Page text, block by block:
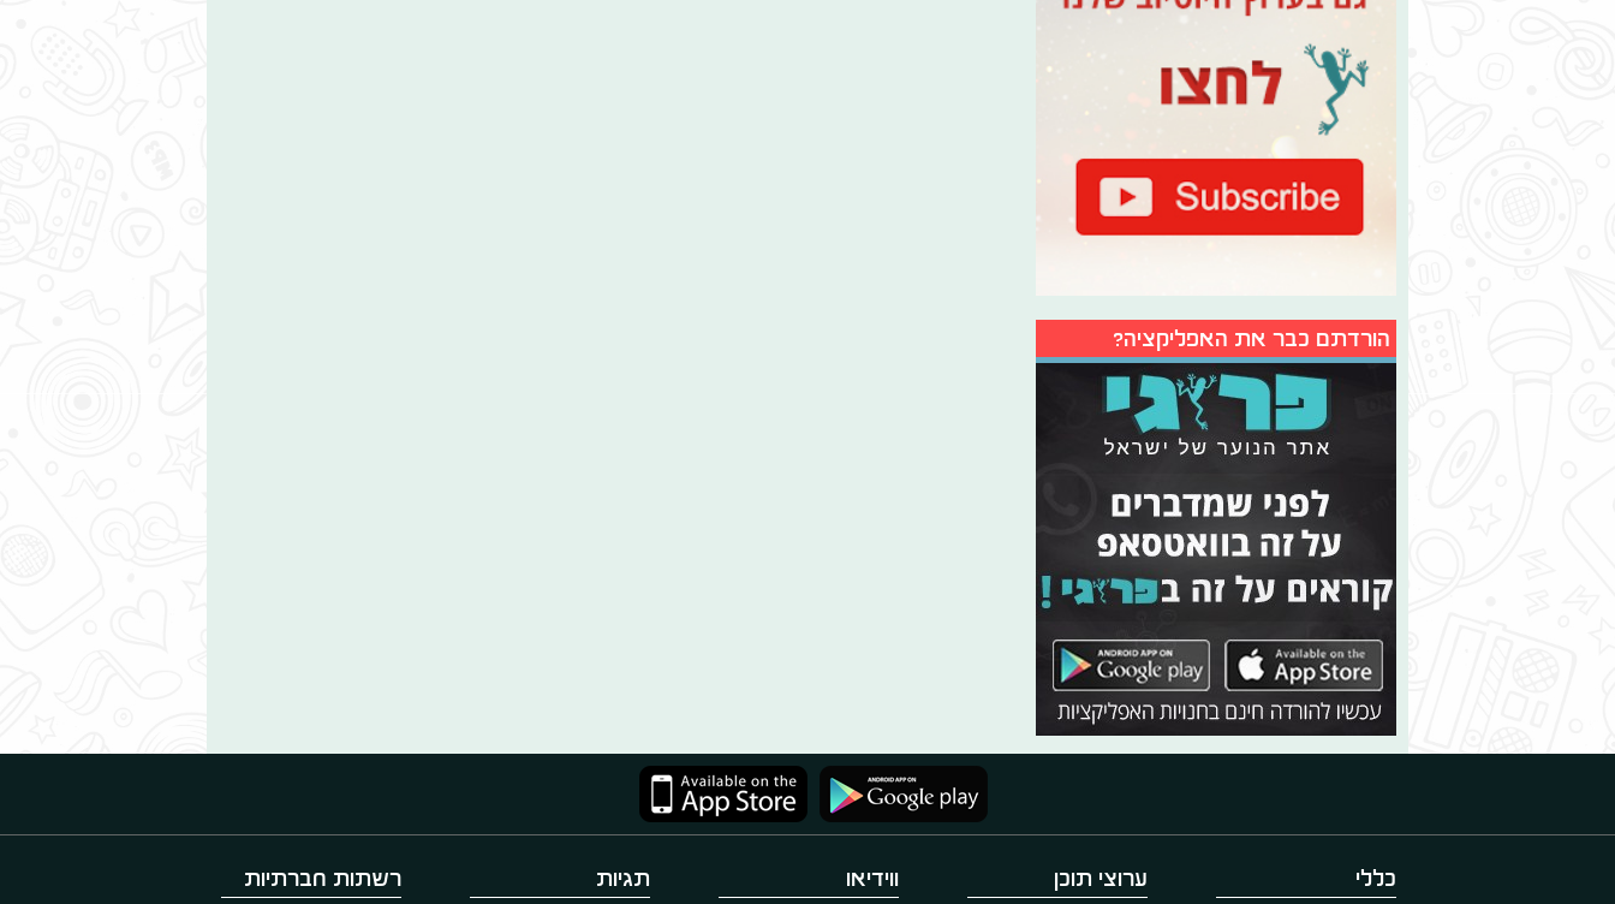
הורדתם כבר את האפליקציה?
כללי ערוצי תוכן ווידיאו תגיות רשתות חברתיות